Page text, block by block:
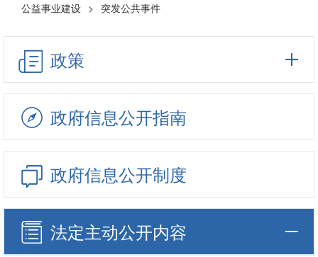
公益事业建设 > 突发公共事件
政策
政府信息公开指南
政府信息公开制度
法定主动公开内容